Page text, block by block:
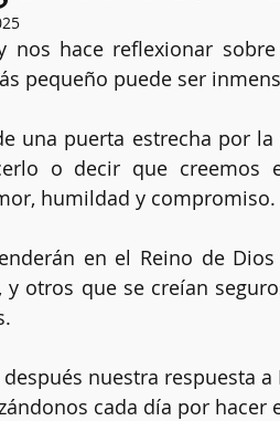
Virgen María
nos hace reflexionar
pequeño puede ser
una puerta estrecha por
o decir que creemos
humildad y compromiso.
en el Reino de
y otros que se creían
nuestra respuesta
cada día por hacer